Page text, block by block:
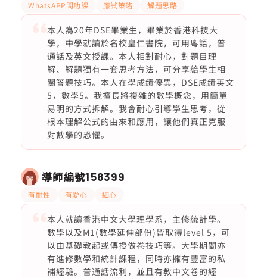
WhatsAPP問功課 應試策略 解題思路
本人為20年DSE畢業生，畢業於香港科技大
學，中學就讀於名校皇仁書院，可用粵語，普
通話及英文授課。本人相對耐心，對題目理
解、解題獨有一套思考方法，可分享給學生相
關答題技巧。本人在學成績優異，DSE成績英文
5，數學5。我擅長將複雜的數學概念，用簡單
易明的方式拆解。我會耐心引導學生思考，從
根本理解公式的由來和應用，讓他們真正克服
對數學的恐懼。
導師編號158399
有耐性 有愛心 細心
本人就讀香港中文大學理學系，主修統計學。
數學以及M1(數學延伸部份)皆取得level 5，可
以由基礎教起或傳授做卷技巧等。大學期間亦
有進修數學和統計課程，同時亦擁有豐富的私
補經驗。普通話流利，並且有教中文卷的經